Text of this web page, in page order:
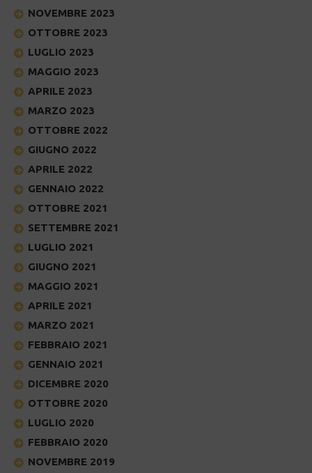
NOVEMBRE 2023
OTTOBRE 2023
LUGLIO 2023
MAGGIO 2023
APRILE 2023
MARZO 2023
OTTOBRE 2022
GIUGNO 2022
APRILE 2022
GENNAIO 2022
OTTOBRE 2021
SETTEMBRE 2021
LUGLIO 2021
GIUGNO 2021
MAGGIO 2021
APRILE 2021
MARZO 2021
FEBBRAIO 2021
GENNAIO 2021
DICEMBRE 2020
OTTOBRE 2020
LUGLIO 2020
FEBBRAIO 2020
NOVEMBRE 2019